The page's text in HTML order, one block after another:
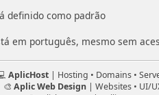
definido como padrão
em português, mesmo sem
AplicHost | Hosting • Domains •
🎨 Aplic Web Design | Websites • UI/